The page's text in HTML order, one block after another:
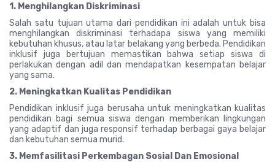
1. Menghilangkan Diskriminasi
Salah satu tujuan utama dari pendidikan ini adalah untuk bisa
menghilangkan diskriminasi terhadapa siswa yang memiliki
kebutuhan khusus, atau latar belakang yang berbeda. Pendidikan
inklusif juga bertujuan memastikan bahwa setiap siswa di
perlakukan dengan adil dan mendapatkan kesempatan belajar
yang sama.
2. Meningkatkan Kualitas Pendidikan
Pendidikan inklusif juga berusaha untuk meningkatkan kualitas
pendidikan bagi semua siswa dengan memberikan lingkungan
yang adaptif dan juga responsif terhadap berbagai gaya belajar
dan kebutuhan semua murid.
3. Memfasilitasi Perkembagan Sosial Dan Emosional